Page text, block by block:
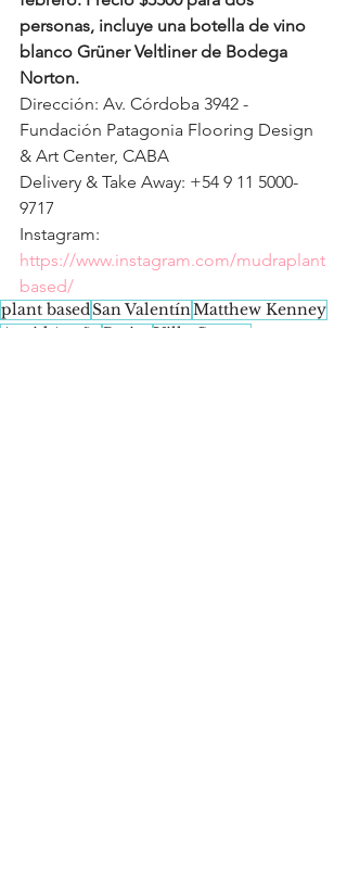
personas, incluye una botella de vino
blanco Grüner Veltliner de Bodega
Norton.
Dirección: Av. Córdoba 3942 -
Fundación Patagonia Flooring Design
& Art Center, CABA
Delivery & Take Away: +54 9 11 5000-
9717
Instagram:
https://www.instagram.com/mudraplant
based/
plant basedSan ValentínMatthew Kenney
Astrid Acuña
Retiro Villa Crespo